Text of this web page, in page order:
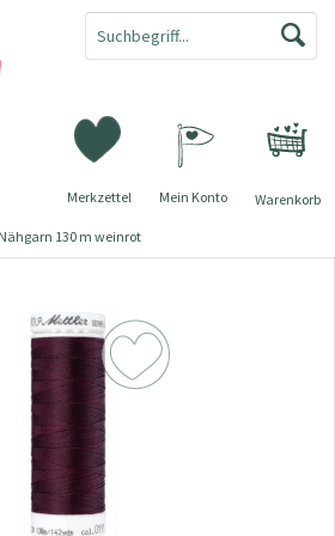
Warenkorb
Merkzettel Mein Konto
130 m weinrot